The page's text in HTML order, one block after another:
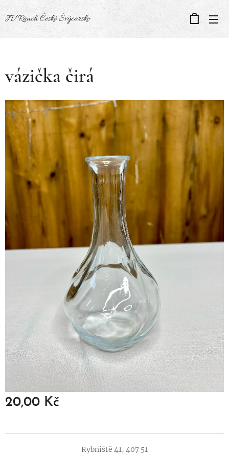
JV Ranch České Švýcarsko
vázička čirá
20,00 Kč
Rybniště 41, 407 51